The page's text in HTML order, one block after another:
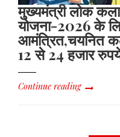
मुख्यमंत्री लोक
योजना-2026 के
आमंत्रित,चयनित
12 से 24 हजार
Continue reading